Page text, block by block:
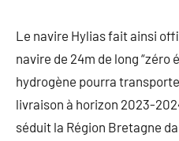
Le navire Hylias fait ainsi
navire de 24m de long “zéro
hydrogène pourra
livraison à horizon 2023-
séduit la Région Bretagne